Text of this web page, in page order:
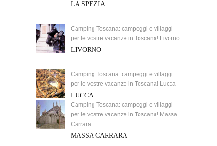
LA SPEZIA
Camping Toscana: campeggi e villaggi
per le vostre vacanze in Toscana! Livorno
LIVORNO
Camping Toscana: campeggi e villaggi
per le vostre vacanze in Toscana! Lucca
LUCCA
Camping Toscana: campeggi e villaggi
per le vostre vacanze in Toscana! Massa
Carrara
MASSA CARRARA